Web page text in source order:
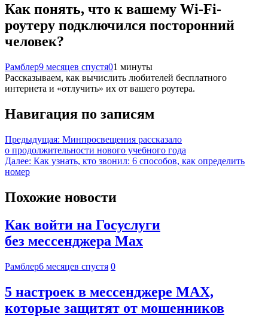
Как понять, что к вашему Wi-Fi-
роутеру подключился посторонний
человек?
Рамблер9 месяцев спустя01 минуты
Рассказываем, как вычислить любителей бесплатного
интернета и «отлучить» их от вашего роутера.
Навигация по записям
Предыдущая: Минпросвещения рассказало
о продолжительности нового учебного года
Далее: Как узнать, кто звонил: 6 способов, как определить
номер
Похожие новости
Как войти на Госуслуги
без мессенджера Max
Рамблер6 месяцев спустя 0
5 настроек в мессенджере MAX,
которые защитят от мошенников